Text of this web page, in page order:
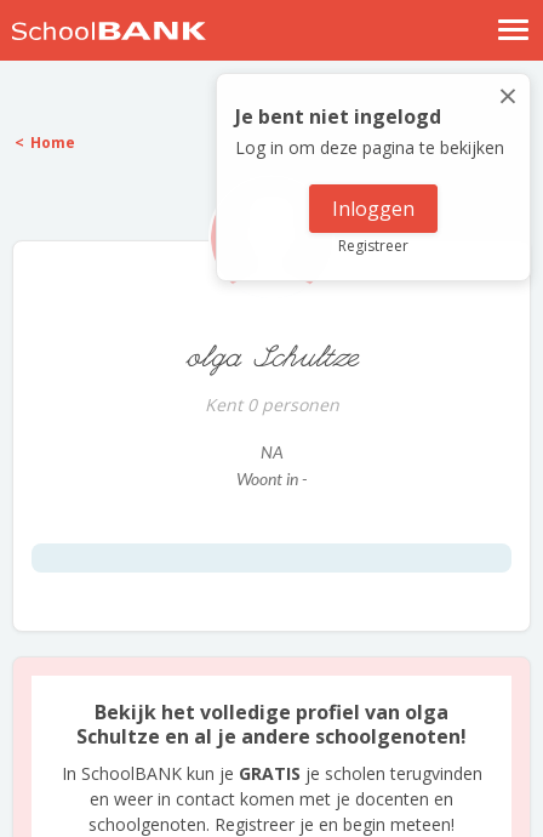
Nostalgische verhalen
Log in
Meld je gratis aan
×
Je bent niet ingelogd
Log in om deze pagina te bekijken
Inloggen
Registreer
Home
olga Schultze
Kent 0 personen
NA
Woont in -
Bekijk het volledige profiel van olga
Schultze en al je andere schoolgenoten!
In SchoolBANK kun je GRATIS je scholen terugvinden
en weer in contact komen met je docenten en
schoolgenoten. Registreer je en begin meteen!